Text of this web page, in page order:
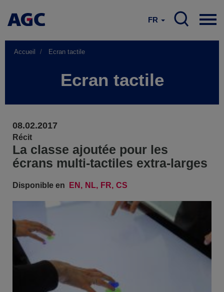
FR
Accueil Ecran tactile
Ecran tactile
08.02.2017
Récit
La classe ajoutée pour les
écrans multi-tactiles extra-larges
Disponible en EN NL FR CS